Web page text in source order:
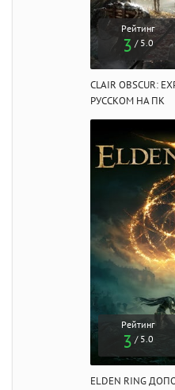
Рейтинг
3 / 5.0
CLAIR OBSCUR:
РУССКОМ НА ПК
Рейтинг
3 / 5.0
ELDEN RING